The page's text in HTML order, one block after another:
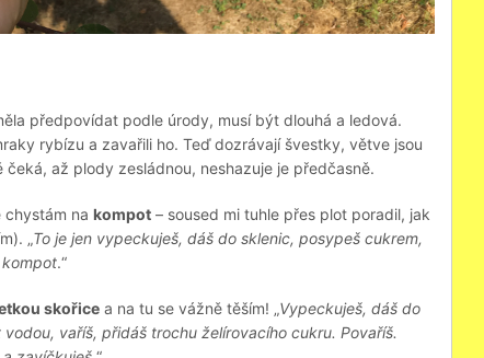
předpovídat podle úrody, musí být dlouhá a ledová.
rybízu a zavařili ho. Teď dozrávají švestky, větve jsou
až plody zesládnou, neshazuje je předčasně.
chystám na kompot – soused mi tuhle přes plot poradil, jak
„To je jen vypeckuješ, dáš do sklenic, posypeš cukrem,
.“
skořice a na tu se vážně těším! „Vypeckuješ, dáš do
vaříš, přidáš trochu želírovacího cukru. Povaříš.